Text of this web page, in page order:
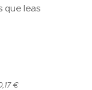
que leas
€